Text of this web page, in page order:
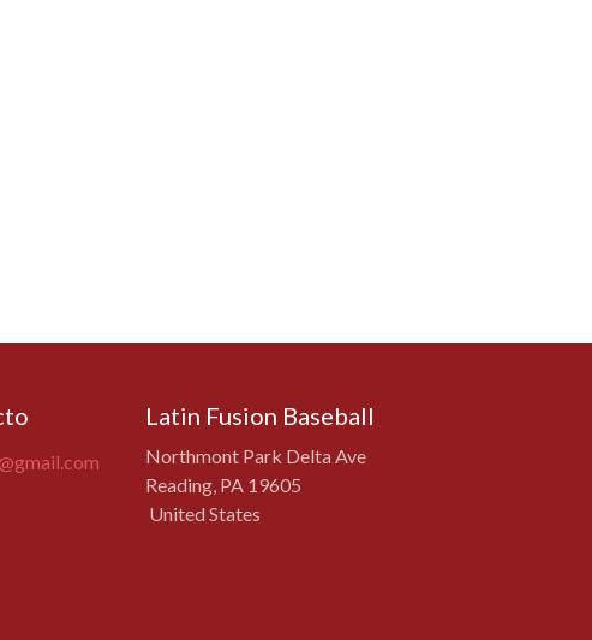
Latin Fusion Baseball
Northmont Park Delta Ave
Reading, PA 19605
United States